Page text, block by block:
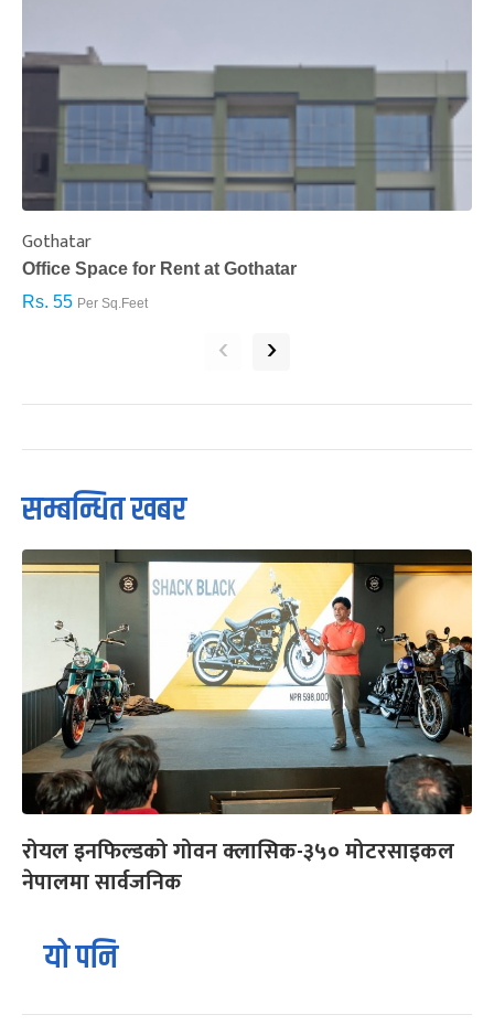
Gothatar
Office Space for Rent at Gothatar
Rs. 55 Per Sq.Feet
‹ ›
सम्बन्धित खबर
रोयल इनफिल्डको गोवन क्लासिक-३५० मोटरसाइकल
नेपालमा सार्वजनिक
यो पनि